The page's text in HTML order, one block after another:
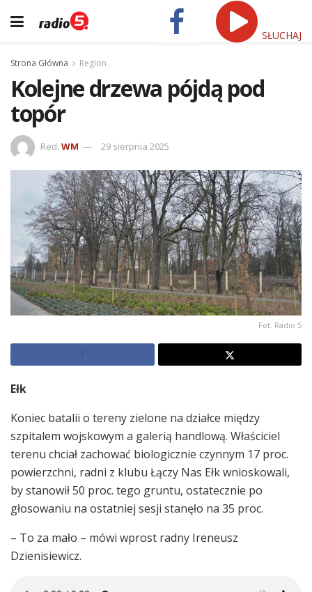
SŁUCHAJ
Strona Główna Region
Kolejne drzewa pójdą pod
topór
Red. WM 29 sierpnia 2025
Fot. Radio 5
Ełk
Koniec batalii o tereny zielone na działce między
szpitalem wojskowym a galerią handlową. Właściciel
terenu chciał zachować biologicznie czynnym 17 proc.
powierzchni, radni z klubu Łączy Nas Ełk wnioskowali,
by stanowił 50 proc. tego gruntu, ostatecznie po
głosowaniu na ostatniej sesji stanęło na 35 proc.
– To za mało – mówi wprost radny Ireneusz
Dzienisiewicz.